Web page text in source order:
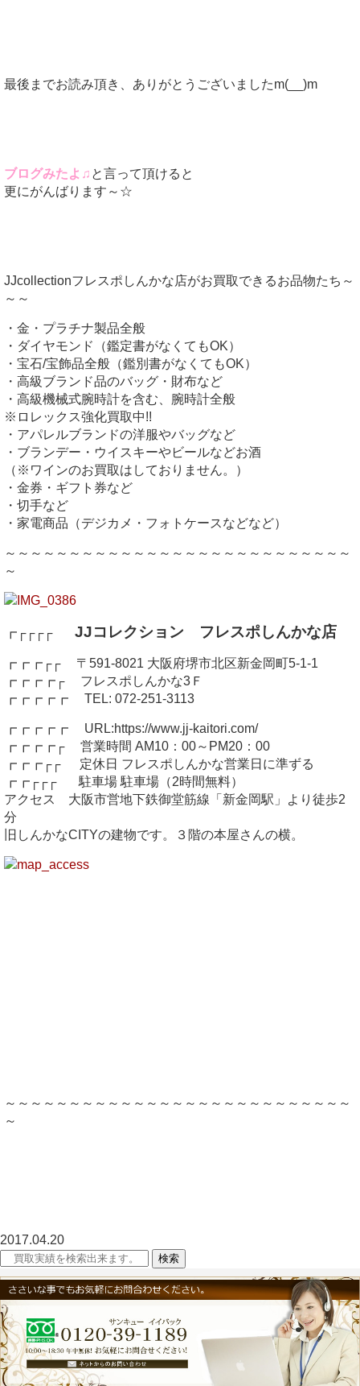
最後までお読み頂き、ありがとうございましたm(__)m
ブログみたよ♫ と言って頂けると
更にがんばります～☆
JJcollectionフレスポしんかな店がお買取できるお品物たち～
～～
・金・プラチナ製品全般
・ダイヤモンド（鑑定書がなくてもOK）
・宝石/宝飾品全般（鑑別書がなくてもOK）
・高級ブランド品のバッグ・財布など
・高級機械式腕時計を含む、腕時計全般
※ロレックス強化買取中!!
・アパレルブランドの洋服やバッグなど
・ブランデー・ウイスキーやビールなどお酒
（※ワインのお買取はしておりません。）
・金券・ギフト券など
・切手など
・家電商品（デジカメ・フォトケースなどなど）
～～～～～～～～～～～～～～～～～～～～～～～～～～～
～
┏┌┌┌┌ JJコレクション フレスポしんかな店
┏┏┏┌┌ 〒591-8021 大阪府堺市北区新金岡町5-1-1
┏┏┏┏┌ フレスポしんかな3Ｆ
┏┏┏┏┏ TEL: 072-251-3113
┏┏┏┏┏ URL:https://www.jj-kaitori.com/
┏┏┏┏┌ 営業時間 AM10：00～PM20：00
┏┏┏┌┌ 定休日 フレスポしんかな営業日に準ずる
┏┏┌┌┌ 駐車場 駐車場（2時間無料）
アクセス 大阪市営地下鉄御堂筋線「新金岡駅」より徒歩2
分
旧しんかなCITYの建物です。３階の本屋さんの横。
～～～～～～～～～～～～～～～～～～～～～～～～～～～
～
2017.04.20